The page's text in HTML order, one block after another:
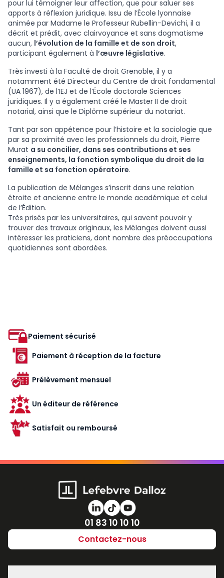
pour lui témoigner leur affection, que pour saluer ses
apports à réflexion juridique. Issu de l’École lyonnaise
animée par Madame le Professeur Rubellin-Devichi, il a
décrit et prédit, avec clairvoyance et sans dogmatisme
aucun, l’évolution de la famille et de son droit,
participant également à l’œuvre législative.
Très investi à la Faculté de droit Grenoble, il y a
notamment été Directeur du Centre de droit fondamental
(UA 1967), de l’IEJ et de l’École doctorale Sciences
juridiques. Il y a également créé le Master II de droit
notarial, ainsi que le Diplôme supérieur du notariat.
Tant par son appétence pour l’histoire et la sociologie que
par sa proximité avec les professionnels du droit, Pierre
Murat a su concilier, dans ses contributions et ses
enseignements, la fonction symbolique du droit de la
famille et sa fonction opératoire.
La publication de Mélanges s’inscrit dans une relation
étroite et ancienne entre le monde académique et celui
de l’Édition.
Très prisés par les universitaires, qui savent pouvoir y
trouver des travaux originaux, les Mélanges doivent aussi
intéresser les praticiens, dont nombre des préoccupations
quotidiennes sont abordées.
Paiement sécurisé
Paiement à réception de la facture
Prélèvement mensuel
Un éditeur de référence
Satisfait ou remboursé
Numéro de téléphone
01 83 10 10 10
Contactez-nous